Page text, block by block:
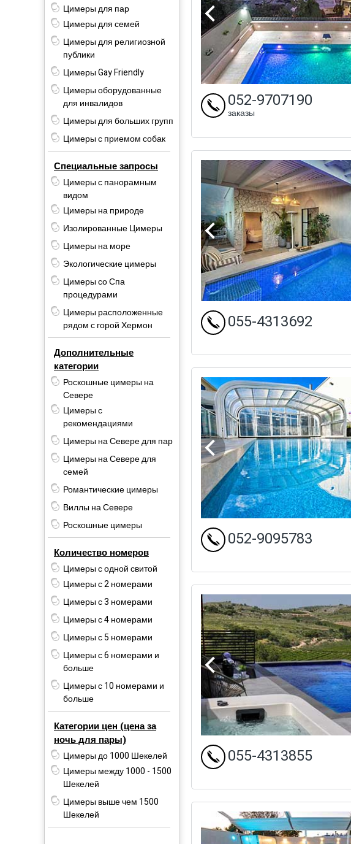
Цимеры для пар
Цимеры для семей
Цимеры для религиозной
публики
Цимеры Gay Friendly
Цимеры оборудованные
для инвалидов
Цимеры для больших групп
Цимеры с приемом собак
Специальные запросы
Цимеры с панорамным
видом
Цимеры на природе
Изолированные Цимеры
Цимеры на море
Экологические цимеры
Цимеры со Спа
процедурами
Цимеры расположенные
рядом с горой Хермон
Дополнительные
категории
Роскошные цимеры на
Севере
Цимеры с
рекомендациями
Цимеры на Севере для пар
Цимеры на Севере для
семей
Романтические цимеры
Виллы на Севере
Роскошные цимеры
Количество номеров
Цимеры с одной свитой
Цимеры с 2 номерами
Цимеры с 3 номерами
Цимеры с 4 номерами
Цимеры с 5 номерами
Цимеры с 6 номерами и
больше
Цимеры с 10 номерами и
больше
Категории цен (цена за
ночь для пары)
Цимеры до 1000 Шекелей
Цимеры между 1000 - 1500
Шекелей
Цимеры выше чем 1500
Шекелей
052-9707190
заказы
055-4313692
052-9095783
055-4313855